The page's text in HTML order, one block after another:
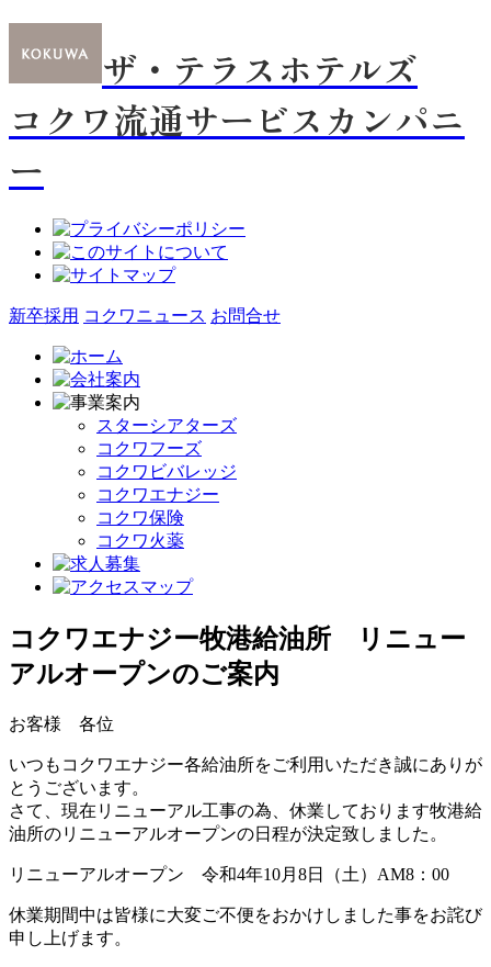
ザ・テラスホテルズ
コクワ流通サービスカンパニ
ー
新卒採用 コクワニュース お問合せ
スターシアターズ
コクワフーズ
コクワビバレッジ
コクワエナジー
コクワ保険
コクワ火薬
コクワエナジー牧港給油所 リニュー
アルオープンのご案内
お客様 各位
いつもコクワエナジー各給油所をご利用いただき誠にありが
とうございます。
さて、現在リニューアル工事の為、休業しております牧港給
油所のリニューアルオープンの日程が決定致しました。
リニューアルオープン 令和4年10月8日（土）AM8：00
休業期間中は皆様に大変ご不便をおかけしました事をお詫び
申し上げます。